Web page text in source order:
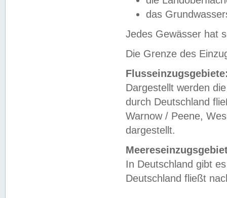
das
Jedes Gewässer hat
Die Grenze des
Dargestellt werden
durch Deutschland
Warnow / Peene,
dargestellt.
In Deutschland gibt
Deutschland fließt